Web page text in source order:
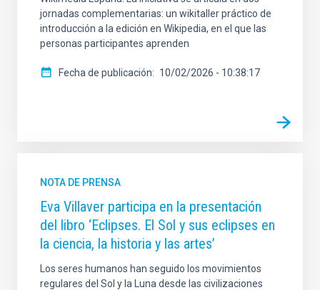
jornadas complementarias: un wikitaller práctico de
introducción a la edición en Wikipedia, en el que las
personas participantes aprenden
Fecha de publicación 10/02/2026 - 10:38:17
NOTA DE PRENSA
Eva Villaver participa en la presentación
del libro ‘Eclipses. El Sol y sus eclipses en
la ciencia, la historia y las artes’
Los seres humanos han seguido los movimientos
regulares del Sol y la Luna desde las civilizaciones